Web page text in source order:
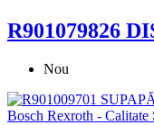
R901079826
Nou